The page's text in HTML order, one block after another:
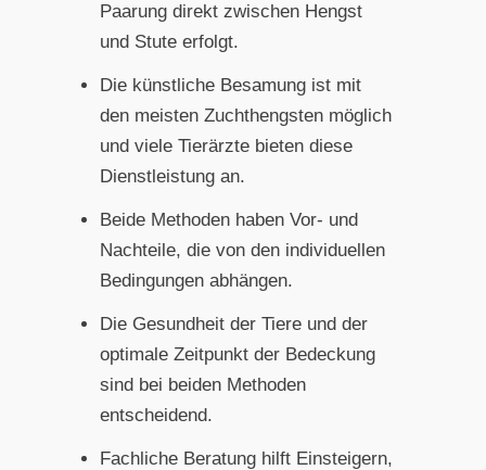
Paarung direkt zwischen Hengst
und Stute erfolgt.
Die künstliche Besamung ist mit
den meisten Zuchthengsten möglich
und viele Tierärzte bieten diese
Dienstleistung an.
Beide Methoden haben Vor- und
Nachteile, die von den individuellen
Bedingungen abhängen.
Die Gesundheit der Tiere und der
optimale Zeitpunkt der Bedeckung
sind bei beiden Methoden
entscheidend.
Fachliche Beratung hilft Einsteigern,